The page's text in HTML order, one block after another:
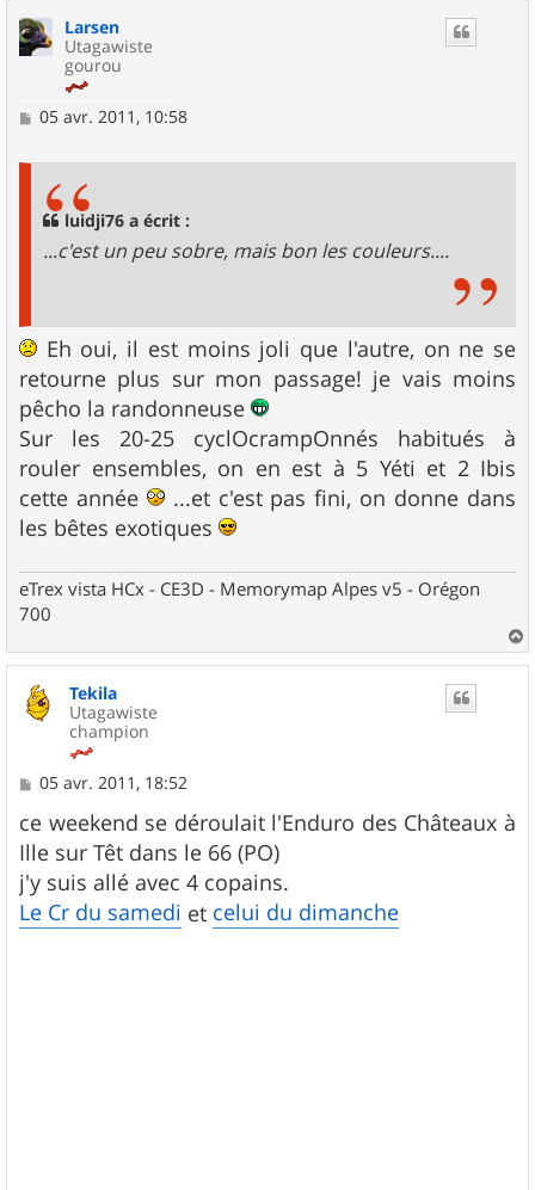
Larsen
Utagawiste
gourou
M
05 avr. 2011, 10:58
luidji76 a écrit :
...c'est un peu sobre, mais bon les couleurs....
Eh oui, il est moins joli que l'autre, on ne se
retourne plus sur mon passage! je vais moins
pêcho la randonneuse
Sur les 20-25 cyclOcrampOnnés habitués à
rouler ensembles, on en est à 5 Yéti et 2 Ibis
cette année
...et c'est pas fini, on donne dans
les bêtes exotiques
eTrex vista HCx - CE3D - Memorymap Alpes v5 - Orégon
700
a
Tekila
Utagawiste
champion
M
s
s
a
g
e
05 avr. 2011, 18:52
ce weekend se déroulait l'Enduro des Châteaux à
Ille sur Têt dans le 66 (PO)
j'y suis allé avec 4 copains.
Le Cr du samedi et celui du dimanche